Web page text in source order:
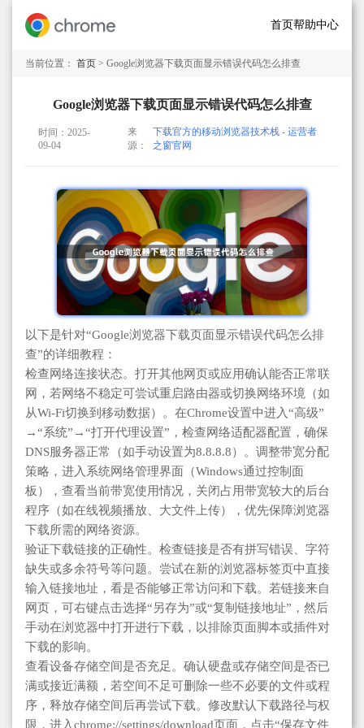
首页帮助中心
当前位置： 首页 > Google浏览器下载页面显示错误代码怎么排查
Google浏览器下载页面显示错误代码怎么排查
时间：2025-
09-04
来
源：
下载官方的移动浏览器技术栈 - 运营者
之窗官网
以下是针对“Google浏览器下载页面显示错误代码怎么排
查”的详细教程：
检查网络连接状态。打开其他网页或应用确认能否正常联
网，若网络不稳定可尝试重启路由器或切换网络环境（如
从Wi-Fi切换到移动数据）。在Chrome设置中进入“高级”
→“系统”→“打开代理设置”，检查网络适配器配置，确保
DNS服务器正常（如手动设置为8.8.8.8）。调整带宽分配
策略，进入系统网络管理界面（Windows通过控制面
板），查看当前带宽使用情况，关闭占用带宽较大的后台
程序（如在线视频播放、大文件上传），优先保障浏览器
下载所需的网络资源。
验证下载链接的正确性。检查链接是否有拼写错误、字符
缺失或多余符号等问题。尝试在新的浏览器标签页中直接
输入链接地址，看是否能够正常访问和下载。若链接来自
网页，可右键点击选择“另存为”或“复制链接地址”，然后
手动在浏览器中打开进行下载，以排除页面脚本或插件对
下载的影响。
查看设备存储空间是否充足。确认硬盘或存储空间是否已
满或接近满额，若空间不足可删除一些不必要的文件或程
序，释放存储空间后再尝试下载。修改默认下载路径与权
限，进入chrome://settings/download页面，点击“保存文件